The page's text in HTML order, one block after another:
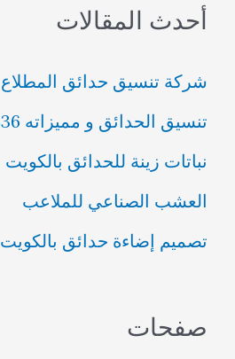
ح
ع
ن
:
أحدث المقالات
شركة تنسيق حدائق المطلاع
تنسيق الحدائق و مميزاته 66894336
نباتات زينة للحدائق بالكويت
العشب الصناعي للملاعب
تصميم إضاءة حدائق بالكويت
صفحات